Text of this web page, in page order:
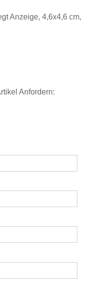
Anzeige, 4,6x4,6 cm,
Anfordern: